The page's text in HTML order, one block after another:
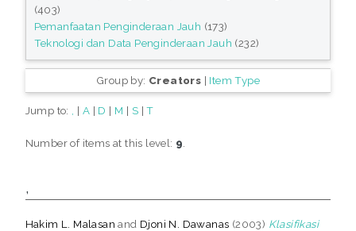
(403)
Pemanfaatan Penginderaan Jauh (173)
Teknologi dan Data Penginderaan Jauh (232)
Group by: Creators | Item Type
Jump to: | A | D | M | S |T
Number of items at this level: 9
,
Hakim L. Malasan and Djoni N. Dawanas (2003) Klasifikasi